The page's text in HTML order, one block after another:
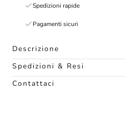
Spedizioni rapide
Pagamenti sicuri
Descrizione
Spedizioni & Resi
Contattaci